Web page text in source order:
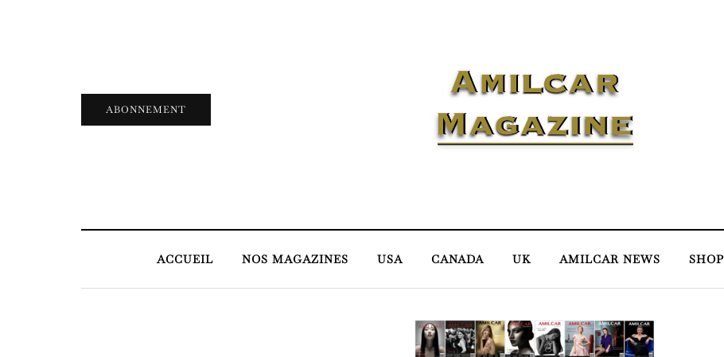
ABONNEMENT
ACCUEIL NOS MAGAZINES USA CANADA UK AMILCAR NEWS SHOP